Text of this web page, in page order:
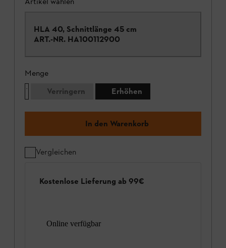
HLA 40, Schnittlänge 45 cm
ART.-NR. HA100112900
Menge
Verringern
Erhöhen
In den Warenkorb
Vergleichen
Kostenlose Lieferung ab 99€
Online verfügbar